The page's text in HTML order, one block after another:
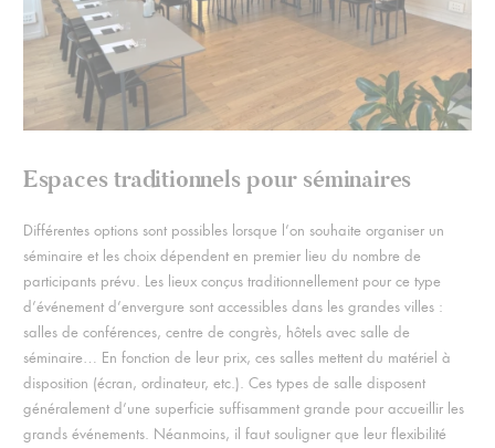
Espaces traditionnels pour séminaires
Différentes options sont possibles lorsque l’on souhaite organiser un
séminaire et les choix dépendent en premier lieu du nombre de
participants prévu. Les lieux conçus traditionnellement pour ce type
d’événement d’envergure sont accessibles dans les grandes villes :
salles de conférences, centre de congrès, hôtels avec salle de
séminaire… En fonction de leur prix, ces salles mettent du matériel à
disposition (écran, ordinateur, etc.). Ces types de salle disposent
généralement d’une superficie suffisamment grande pour accueillir les
grands événements. Néanmoins, il faut souligner que leur flexibilité